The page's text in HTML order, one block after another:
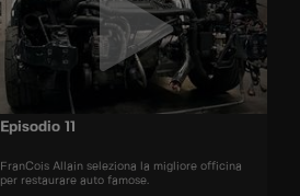
Episodio 11
FranCois Allain seleziona la migliore officina
per restaurare auto famose.